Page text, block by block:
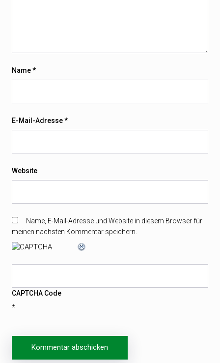
Name*
E-Mail-Adresse*
Website
Name, E-Mail-Adresse und Website in diesem Browser für
meinen nächsten Kommentar speichern.
CAPTCHA Code
*